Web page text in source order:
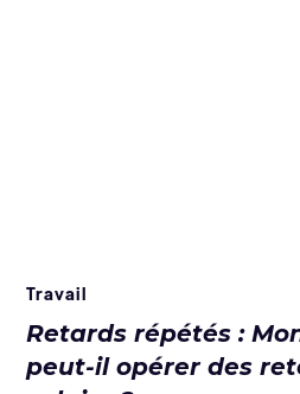
Travail
Retards répétés :
peut-il opérer des